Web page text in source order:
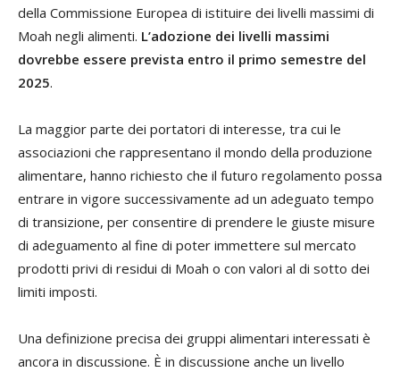
della Commissione Europea di istituire dei livelli massimi di
Moah negli alimenti. L’adozione dei livelli massimi
dovrebbe essere prevista entro il primo semestre del
2025.
La maggior parte dei portatori di interesse, tra cui le
associazioni che rappresentano il mondo della produzione
alimentare, hanno richiesto che il futuro regolamento possa
entrare in vigore successivamente ad un adeguato tempo
di transizione, per consentire di prendere le giuste misure
di adeguamento al fine di poter immettere sul mercato
prodotti privi di residui di Moah o con valori al di sotto dei
limiti imposti.
Una definizione precisa dei gruppi alimentari interessati è
ancora in discussione. È in discussione anche un livello